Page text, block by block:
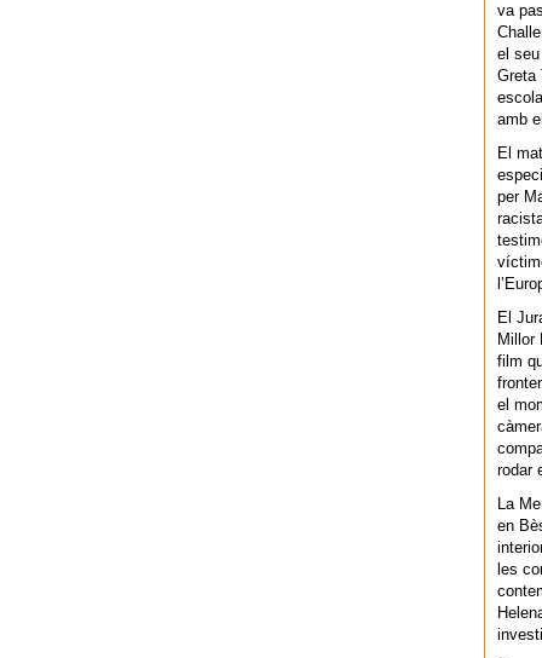
va
el
Greta
amb
El
per
El
Millor
film
el
rodar
La
en
les